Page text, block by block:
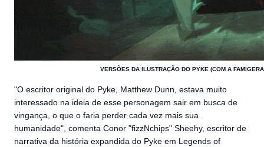
VERSÕES DA ILUSTRAÇÃO DO PYKE (COM A
"O escritor original do Pyke, Matthew Dunn, estava muito
interessado na ideia de esse personagem sair em busca de
vingança, o que o faria perder cada vez mais sua
humanidade", comenta Conor "fizzNchips" Sheehy, escritor de
narrativa da história expandida do Pyke em Legends of